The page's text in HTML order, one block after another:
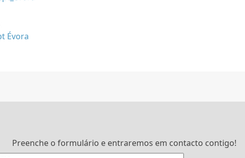
Évora
Preenche o formulário e entraremos em contacto contigo!